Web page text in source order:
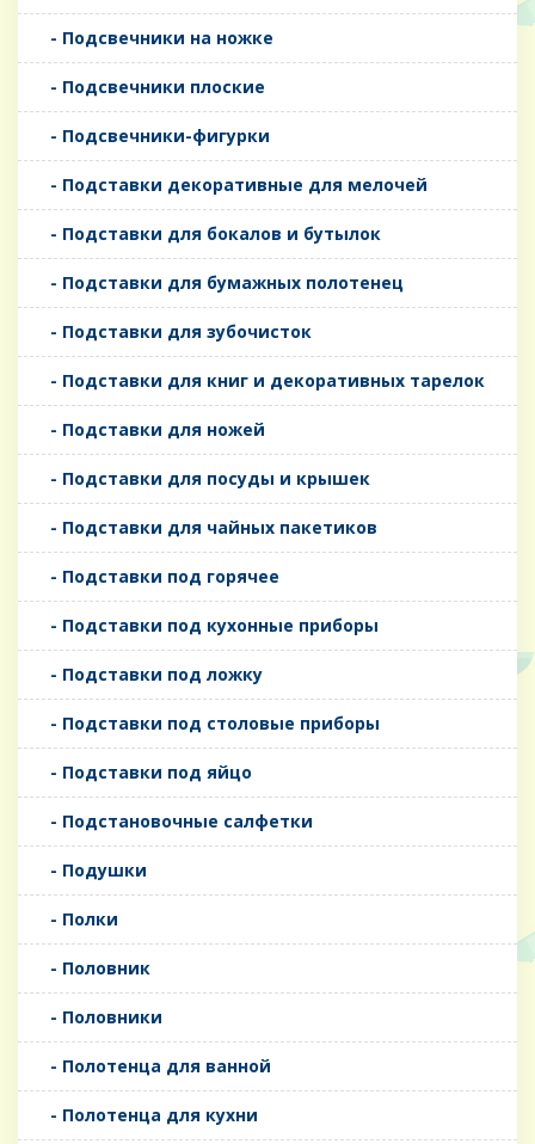
- Подсвечники на ножке
- Подсвечники плоские
- Подсвечники-фигурки
- Подставки декоративные для мелочей
- Подставки для бокалов и бутылок
- Подставки для бумажных полотенец
- Подставки для зубочисток
- Подставки для книг и декоративных тарелок
- Подставки для ножей
- Подставки для посуды и крышек
- Подставки для чайных пакетиков
- Подставки под горячее
- Подставки под кухонные приборы
- Подставки под ложку
- Подставки под столовые приборы
- Подставки под яйцо
- Подстановочные салфетки
- Подушки
- Полки
- Половник
- Половники
- Полотенца для ванной
- Полотенца для кухни